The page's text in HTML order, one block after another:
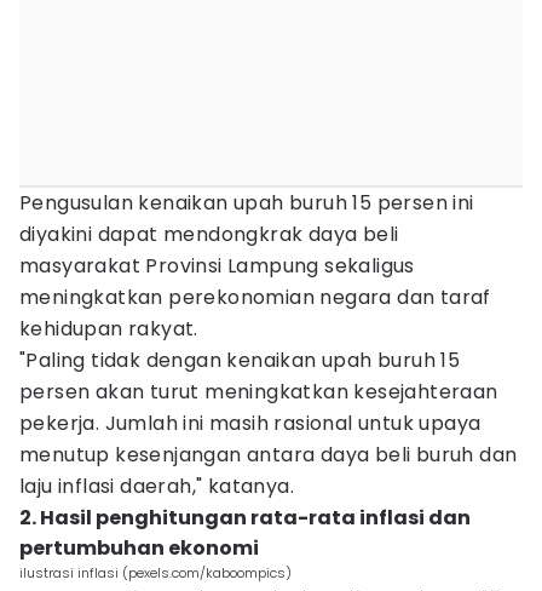
Pengusulan kenaikan upah buruh 15 persen ini
diyakini dapat mendongkrak daya beli
masyarakat Provinsi Lampung sekaligus
meningkatkan perekonomian negara dan taraf
kehidupan rakyat.
"Paling tidak dengan kenaikan upah buruh 15
persen akan turut meningkatkan kesejahteraan
pekerja. Jumlah ini masih rasional untuk upaya
menutup kesenjangan antara daya beli buruh dan
laju inflasi daerah," katanya.
2. Hasil penghitungan rata-rata inflasi dan
pertumbuhan ekonomi
ilustrasi inflasi (pexels.com/kaboompics)